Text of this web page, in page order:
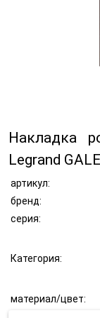
Накладка
Legrand
артикул:
бренд:
серия:
Категория:
материал/цвет: